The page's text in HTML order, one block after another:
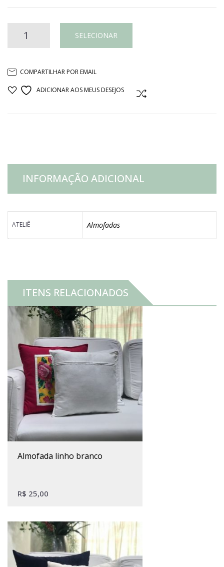
ALMOFADA
E
SELECIONAR
COMPARTILHAR POR EMAIL
ADICIONAR AOS MEUS DESEJOS
INFORMAÇÃO ADICIONAL
ATELIÊ Almofadas
ITENS RELACIONADOS
almofada linho branco
R$ 25,00